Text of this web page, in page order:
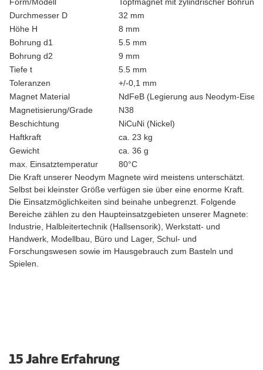
Durchmesser D
32 mm
Höhe H
8 mm
Bohrung d1
5.5 mm
Bohrung d2
9 mm
Tiefe t
5.5 mm
Toleranzen
+/-0,1 mm
Magnet Material
NdFeB (Legierung aus Neodym-
Magnetisierung/Grade
N38
Beschichtung
NiCuNi (Nickel)
Haftkraft
ca. 23 kg
Gewicht
ca. 36 g
max. Einsatztemperatur
80°C
Die Kraft unserer Neodym Magnete wird meistens unterschätzt.
Selbst bei kleinster Größe verfügen sie über eine enorme Kraft.
Die Einsatzmöglichkeiten sind beinahe unbegrenzt. Folgende
Bereiche zählen zu den Haupteinsatzgebieten unserer Magnete:
Industrie, Halbleitertechnik (Hallsensorik), Werkstatt- und
Handwerk, Modellbau, Büro und Lager, Schul- und
Forschungswesen sowie im Hausgebrauch zum Basteln und
Spielen.
15 Jahre Erfahrung